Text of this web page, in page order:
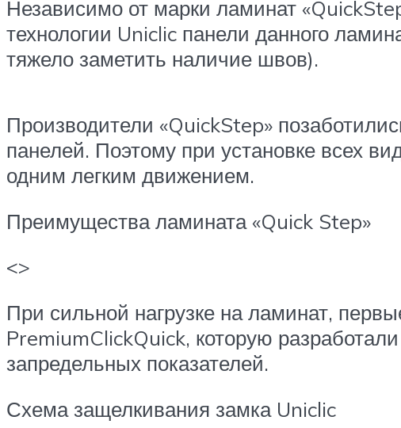
Независимо от марки ламинат
технологии Uniclic панели данного
тяжело заметить наличие швов).
Производители «QuickStep»
панелей. Поэтому при установке всех
одним легким движением.
Преимущества ламината «Quick Step»
<>
При сильной нагрузке на ламинат,
PremiumClickQuick, которую
запредельных показателей.
Схема защелкивания замка Uniclic